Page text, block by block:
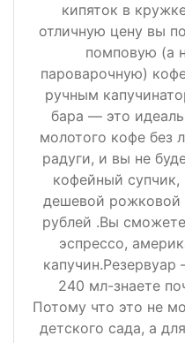
кипяток в
отличную цену вы
помповую (а
пароварочную)
ручным
бара — это
молотого кофе без
радуги, и вы не
кофейный супчик,
дешевой рожковой
рублей .Вы
эспрессо,
капучин.Резервуар
240 мл-знаете
Потому что это не
детского сада, а